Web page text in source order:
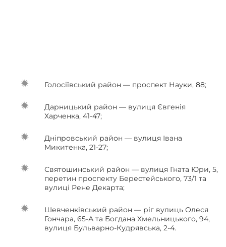
Голосіївський район — проспект Науки, 88;
Дарницький район — вулиця Євгенія
Харченка, 41-47;
Дніпровський район — вулиця Івана
Микитенка, 21-27;
Святошинський район — вулиця Гната Юри, 5,
перетин проспекту Берестейського, 73/1 та
вулиці Рене Декарта;
Шевченківський район — ріг вулиць Олеся
Гончара, 65-А та Богдана Хмельницького, 94,
вулиця Бульварно-Кудрявська, 2-4.